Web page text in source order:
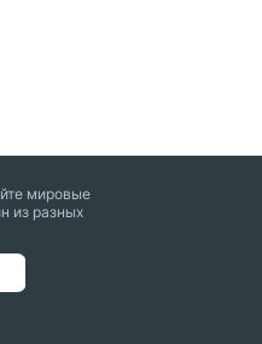
мировые
из разных